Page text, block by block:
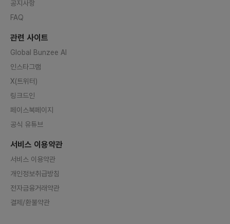
공지사항
FAQ
관련 사이트
Global Bunzee AI
인스타그램
X(트위터)
링크드인
페이스북페이지
공식 유튜브
서비스 이용약관
서비스 이용약관
개인정보취급방침
전자금융거래약관
결제/환불약관